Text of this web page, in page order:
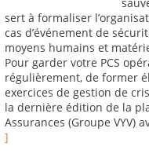
sert à formaliser
cas d’événement de
moyens humains et
Pour garder votre PCS
régulièrement, de former
exercices de gestion de
la dernière édition de la
Assurances (Groupe VYV)
]